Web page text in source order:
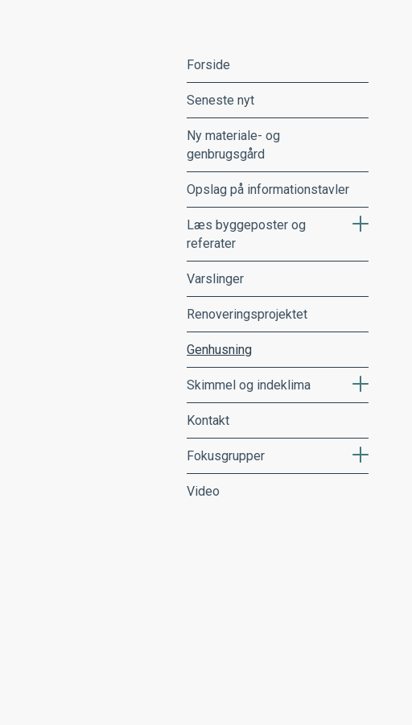
Forside
Seneste nyt
Ny materiale- og
genbrugsgård
Opslag på informationstavler
Læs byggeposter og
referater
Varslinger
Renoveringsprojektet
Genhusning
Skimmel og indeklima
Kontakt
Fokusgrupper
Video